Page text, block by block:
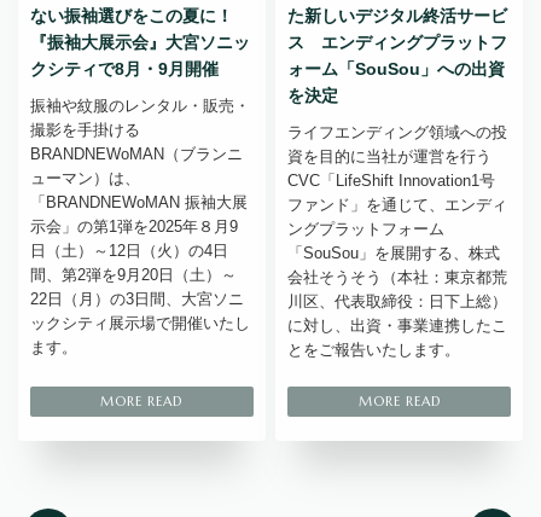
ない振袖選びをこの夏に！
『振袖大展示会』大宮ソニッ
クシティで8月・9月開催
振袖や紋服のレンタル・販売・
撮影を手掛ける
BRANDNEWoMAN（ブランニ
ューマン）は、
「BRANDNEWoMAN 振袖大展
示会」の第1弾を2025年８月9
日（土）～12日（火）の4日
間、第2弾を9月20日（土）～
22日（月）の3日間、大宮ソニ
ックシティ展示場で開催いたし
ます。
た新しいデジタル終活サービ
ス エンディングプラットフ
ォーム「SouSou」への出資
を決定
ライフエンディング領域への投
資を目的に当社が運営を行う
CVC「LifeShift Innovation1号
ファンド」を通じて、エンディ
ングプラットフォーム
「SouSou」を展開する、株式
会社そうそう（本社：東京都荒
川区、代表取締役：日下上総）
に対し、出資・事業連携したこ
とをご報告いたします。